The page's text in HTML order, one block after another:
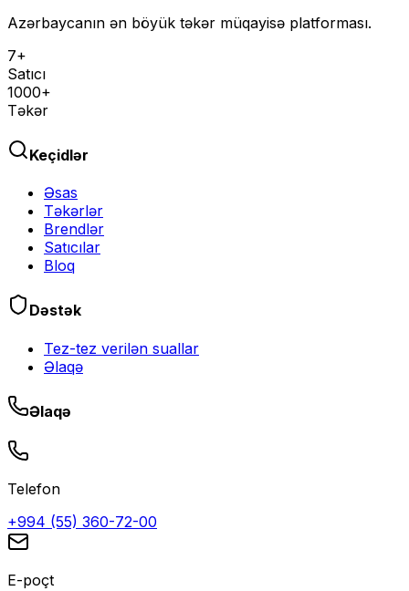
Azərbaycanın ən böyük təkər müqayisə platforması.
7+
Satıcı
1000+
Təkər
Keçidlər
Əsas
Təkərlər
Brendlər
Satıcılar
Bloq
Dəstək
Tez-tez verilən suallar
Əlaqə
Əlaqə
Telefon
+994 (55) 360-72-00
E-poçt